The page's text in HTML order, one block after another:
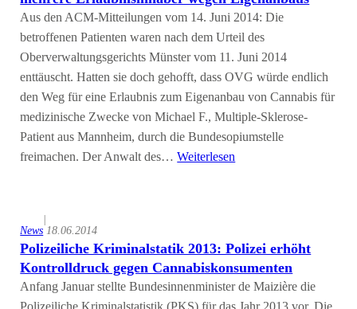
Aus den ACM-Mitteilungen vom 14. Juni 2014: Die
betroffenen Patienten waren nach dem Urteil des
Oberverwaltungsgerichts Münster vom 11. Juni 2014
enttäuscht. Hatten sie doch gehofft, dass OVG würde endlich
den Weg für eine Erlaubnis zum Eigenanbau von Cannabis für
medizinische Zwecke von Michael F., Multiple-Sklerose-
Patient aus Mannheim, durch die Bundesopiumstelle
freimachen. Der Anwalt des…Weiterlesen
News
|
18.06.2014
Polizeiliche Kriminalstatik 2013: Polizei erhöht
Kontrolldruck gegen Cannabiskonsumenten
Anfang Januar stellte Bundesinnenminister de Maizière die